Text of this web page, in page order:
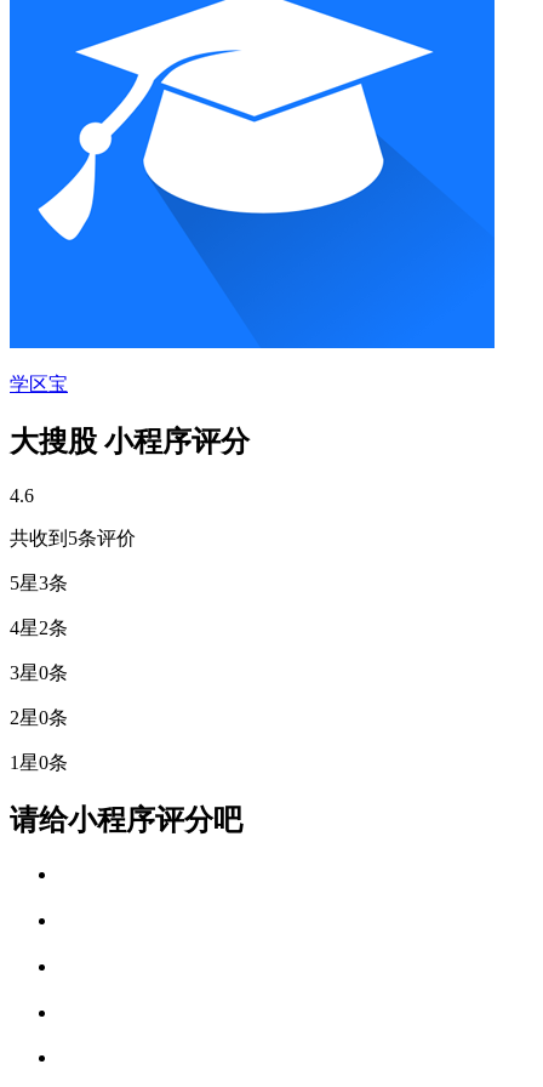
学区宝
大搜股 小程序评分
4.6
共收到5条评价
5星3条
4星2条
3星0条
2星0条
1星0条
请给小程序评分吧